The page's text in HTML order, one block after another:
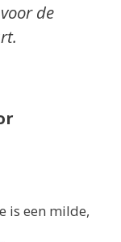
de
is een milde,